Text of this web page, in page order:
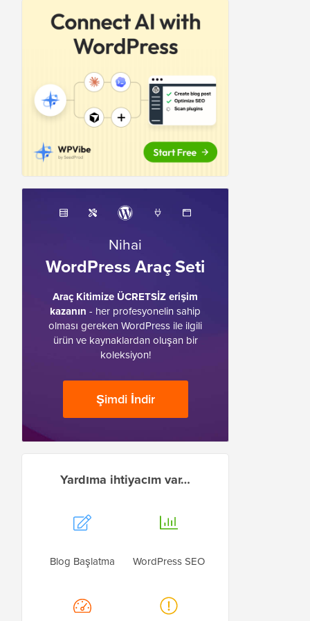
Nihai
WordPress Araç Seti
Araç Kitimize ÜCRETSİZ erişim
kazanın - her profesyonelin sahip
olması gereken WordPress ile ilgili
ürün ve kaynaklardan oluşan bir
koleksiyon!
Şimdi İndir
Yardıma ihtiyacım var…
Blog Başlatma WordPress SEO